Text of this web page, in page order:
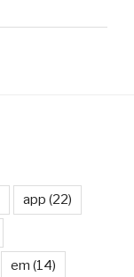
app (22)
em (14)